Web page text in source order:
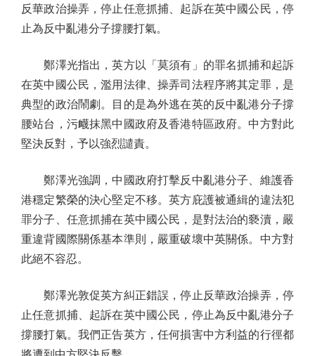
反華政治操弄，停止任意抓捕、起訴在英中國公民，停
止為反中亂港分子撐腰打氣。
鄭澤光指出，英方以「莫須有」的罪名抓捕和起訴
在英中國公民，濫用法律、操弄司法程序將其定罪，是
典型的政治鬧劇。目的是為外逃在英的反中亂港分子撐
腰站台，污衊抹黑中國政府及香港特區政府。中方對此
堅決反對，予以強烈譴責。
鄭澤光強調，中國政府打擊反中亂港分子、維護香
港穩定繁榮的決心堅定不移。英方庇護被通緝的違法犯
罪分子、任意抓捕在英中國公民，是對法治的褻瀆，嚴
重違背國際關係基本準則，嚴重破壞中英關係。中方對
此絕不容忍。
鄭澤光敦促英方糾正錯誤，停止反華政治操弄，停
止任意抓捕、起訴在英中國公民，停止為反中亂港分子
撐腰打氣。我們正告英方，任何損害中方利益的行徑都